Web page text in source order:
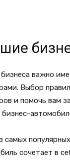
важно
Выбор
и помочь вам
самых
сочетает в